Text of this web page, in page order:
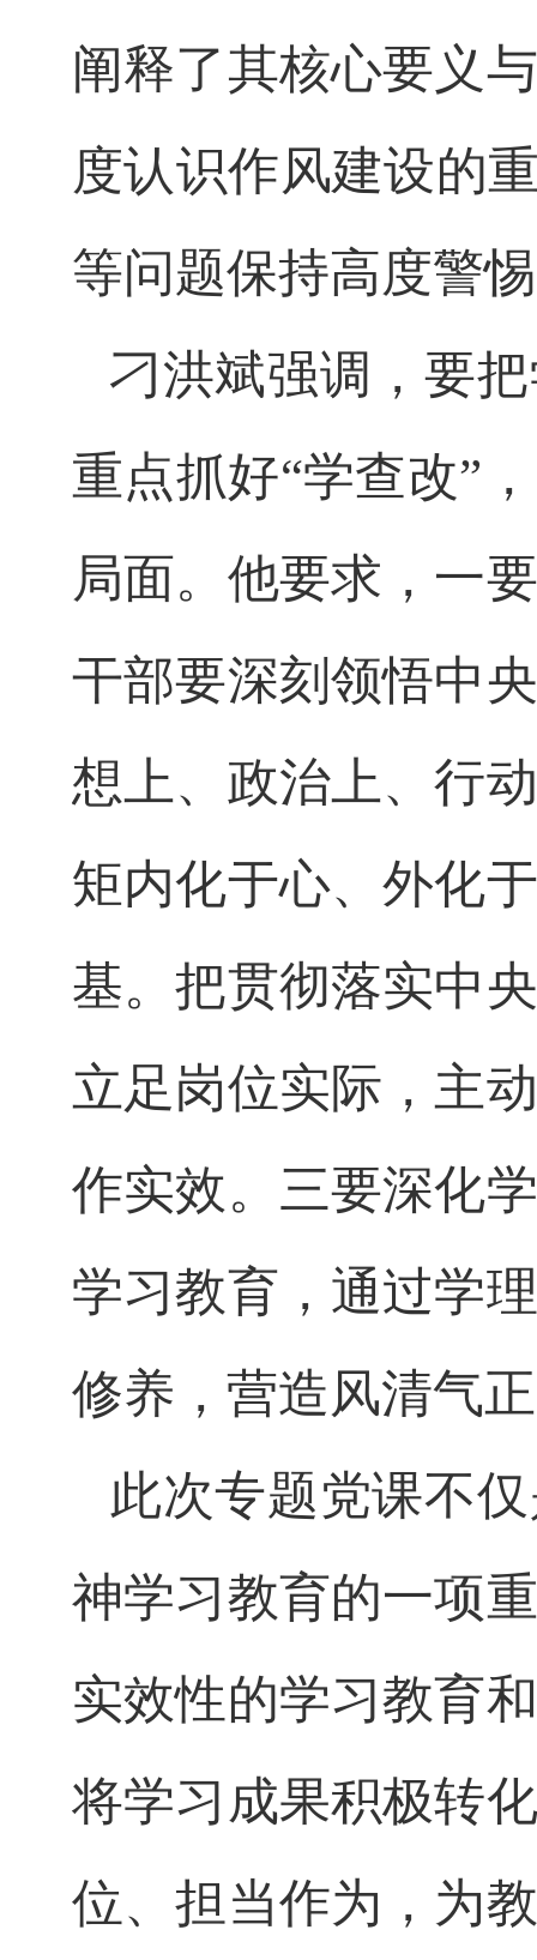
阐释了其核心要义
度认识作风建设的
等问题保持高度警
刁洪斌强调，要
重点抓好“学查改”
局面。他要求，一
干部要深刻领悟中
想上、政治上、行
矩内化于心、外化
基。把贯彻落实中
立足岗位实际，主
作实效。三要深化
学习教育，通过学
修养，营造风清气
此次专题党课不
神学习教育的一项
实效性的学习教育
将学习成果积极转
位、担当作为，为